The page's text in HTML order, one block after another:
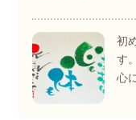
初
す
心